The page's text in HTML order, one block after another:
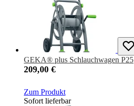
GEKA® plus Schlauchwagen P25
209,00 €
Zum Produkt
Sofort lieferbar